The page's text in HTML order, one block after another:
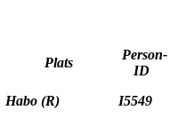
Plats
Person-
ID
Habo (R)
I5549